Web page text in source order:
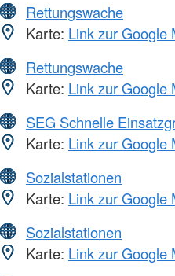
Rettungswache
Karte: Link zur Google
Rettungswache
Karte: Link zur Google
SEG Schnelle
Karte: Link zur Google
Sozialstationen
Karte: Link zur Google
Sozialstationen
Karte: Link zur Google